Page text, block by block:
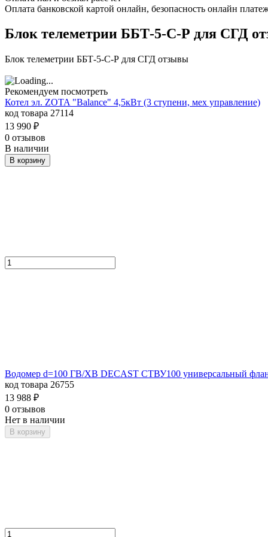
Оплата банковской картой онлайн, безопасность онлайн
Блок телеметрии ББТ-5-С-Р для СГД
Блок телеметрии ББТ-5-С-Р для СГД отзывы
Рекомендуем посмотреть
Котел эл. ZOTA "Balance" 4,5кВт (3 ступени, мех управление)
код товара 27114
13 990 ₽
0 отзывов
В наличии
В корзину
Водомер d=100 ГВ/ХВ DECAST СТВУ100 универсальный
код товара 26755
13 988 ₽
0 отзывов
Нет в наличии
В корзину